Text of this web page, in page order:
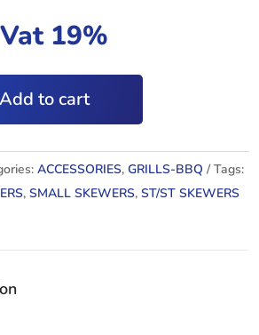
19%
Add to cart
ACCESSORIES,GRILLS-BBQ
Tags:
,SMALL SKEWERS,ST/ST SKEWERS